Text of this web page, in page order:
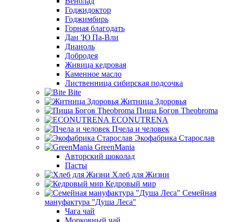
Годжидоктор
Годжимбирь
Горная благодать
Дан 'Ю Па-Вли
Дианоль
Добродея
Живица кедровая
Каменное масло
Лиственница сибирская подсочка
Bite
Житница Здоровья
Пища Богов Theobroma
ECONUTRENA
Пчела и человек
Экофабрика Старослав
GreenMania
Авторский шоколад
Пасты
Хлеб для Жизни
Кедровый мир
Семейная
мануфактура "Душа Леса"
Чага чай
Морковный чай